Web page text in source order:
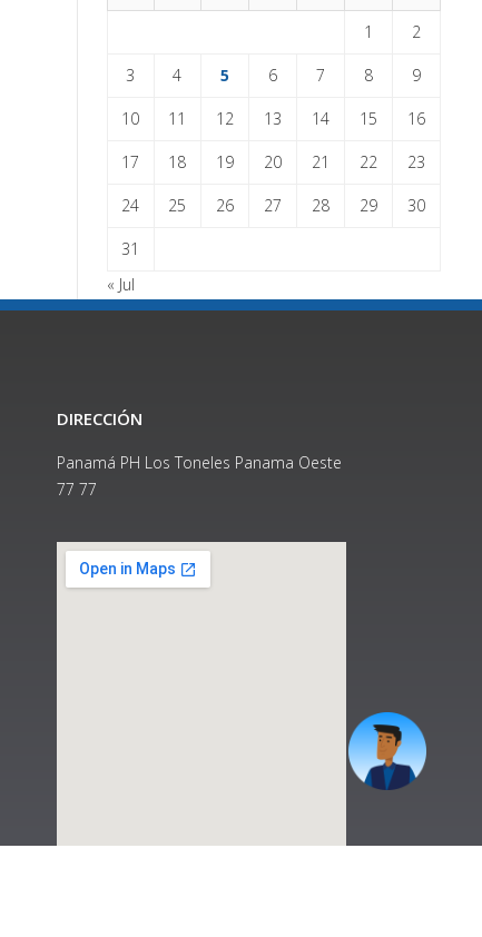
1 2
3 4 5 6 7 8 9
10 11 12 13 14 15 16
17 18 19 20 21 22 23
24 25 26 27 28 29 30
31
« Jul
DIRECCIÓN
Panamá PH Los Toneles Panama Oeste
77 77